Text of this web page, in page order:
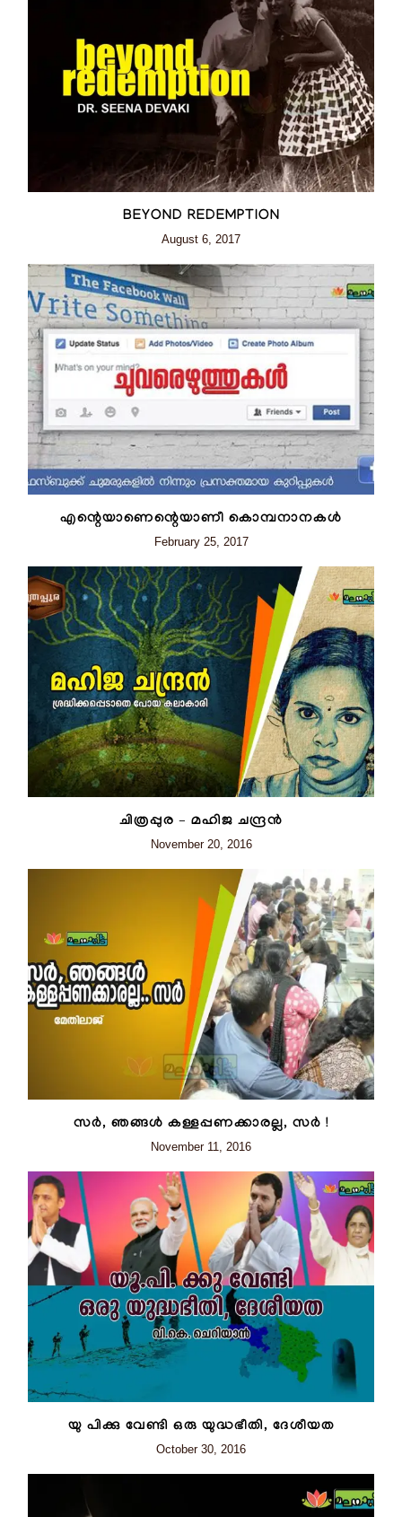
BEYOND REDEMPTION
August 6, 2017
എന്റെയാണെന്റെയാണീ കൊമ്പനാനകൾ
February 25, 2017
ചിത്രപ്പുര – മഹിജ ചന്ദ്രന്‍
November 20, 2016
സര്‍, ഞങ്ങള്‍ കള്ളപ്പണക്കാരല്ല, സര്‍ !
November 11, 2016
യു പിക്കു വേണ്ടി ഒരു യുദ്ധഭീതി, ദേശീയത
October 30, 2016